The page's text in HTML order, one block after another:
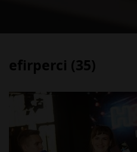
efirperci (35)